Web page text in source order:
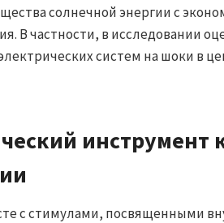
солнечной энергии с
В частности, в исследовании
систем на шоки в
инструмент
с стимулами, посвященными